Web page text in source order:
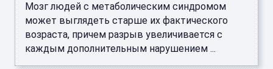
Мозг людей с метаболическим синдромом
может выглядеть старше их фактического
возраста, причем разрыв увеличивается с
каждым дополнительным нарушением ...